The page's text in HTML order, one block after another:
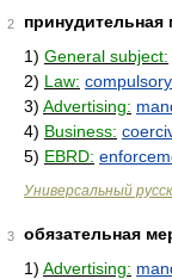
2
принудительная
1) General subject:
2) Law:
3) Advertising:
4) Business:
5) EBRD:
Универсальный
3
обязательная
1) Advertising: